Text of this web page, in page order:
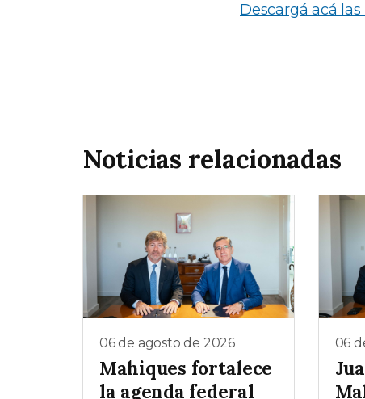
Descargá acá
Noticias relacionadas
06 de agosto de 2026
Mahiques fortalece
la agenda federal
06